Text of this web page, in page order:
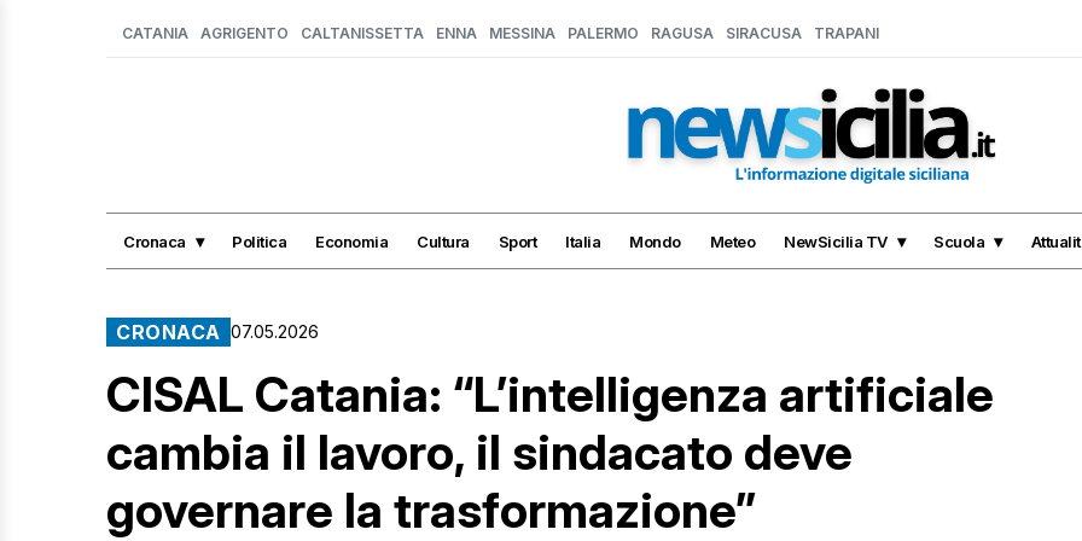
CATANIA AGRIGENTO CALTANISSETTA ENNA MESSINA PALERMO RAGUSA SIRACUSA TRAPANI
Cronaca Politica Economia Cultura Sport Italia Mondo Meteo NewSicilia TV Scuola
CRONACA 07.05.2026
CISAL Catania: “L’intelligenza artificiale
cambia il lavoro, il sindacato deve
governare la trasformazione”